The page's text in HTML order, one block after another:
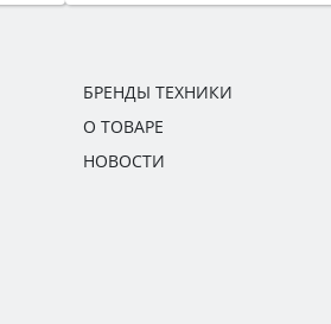
БРЕНДЫ ТЕХНИКИ
О ТОВАРЕ
НОВОСТИ